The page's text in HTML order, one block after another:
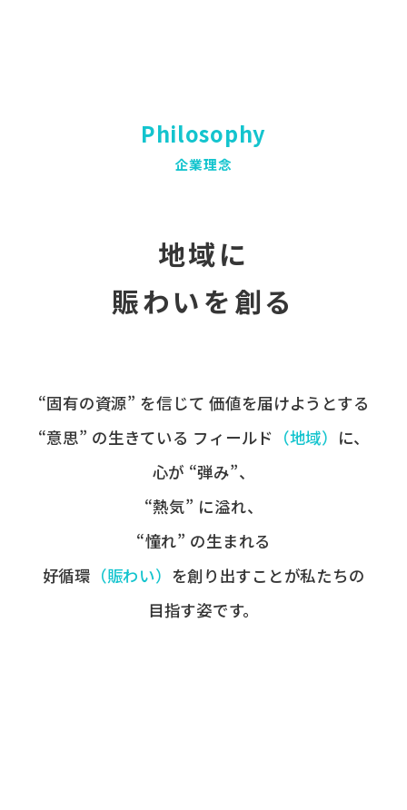
Philosophy
企業理念
地域に
賑わいを創る
“固有の​資源” を​信じて 価値を​届けようとする​
“意思” の​生きている フィールド ​（地域） に、
心が​ “弾み”、
“熱気” に​溢れ、
“憧れ” の​生まれる
好循環 ​（賑わい） を​創り出すことが​私たちの​
目指す姿です。​